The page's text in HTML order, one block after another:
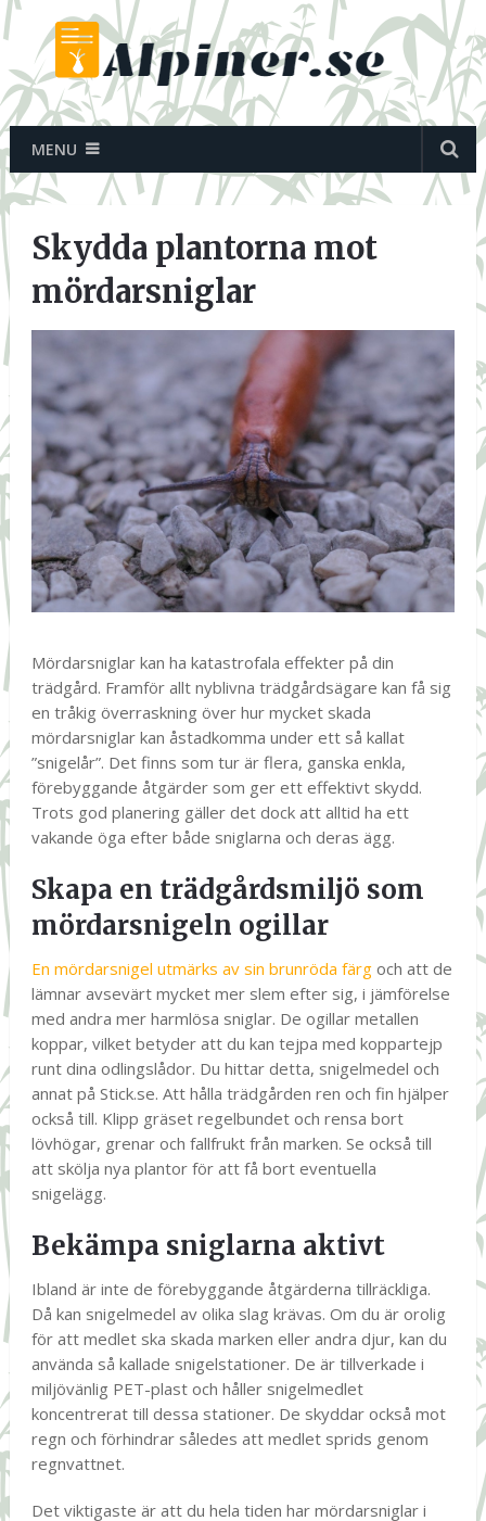
MENU
Skydda plantorna mot
mördarsniglar
Mördarsniglar kan ha katastrofala effekter på din
trädgård. Framför allt nyblivna trädgårdsägare kan få sig
en tråkig överraskning över hur mycket skada
mördarsniglar kan åstadkomma under ett så kallat
”snigelår”. Det finns som tur är flera, ganska enkla,
förebyggande åtgärder som ger ett effektivt skydd.
Trots god planering gäller det dock att alltid ha ett
vakande öga efter både sniglarna och deras ägg.
Skapa en trädgårdsmiljö som
mördarsnigeln ogillar
En mördarsnigel utmärks av sin brunröda färgoch att de
lämnar avsevärt mycket mer slem efter sig, i jämförelse
med andra mer harmlösa sniglar. De ogillar metallen
koppar, vilket betyder att du kan tejpa med koppartejp
runt dina odlingslådor. Du hittar detta, snigelmedel och
annat på Stick.se. Att hålla trädgården ren och fin hjälper
också till. Klipp gräset regelbundet och rensa bort
lövhögar, grenar och fallfrukt från marken. Se också till
att skölja nya plantor för att få bort eventuella
snigelägg.
Bekämpa sniglarna aktivt
Ibland är inte de förebyggande åtgärderna tillräckliga.
Då kan snigelmedel av olika slag krävas. Om du är orolig
för att medlet ska skada marken eller andra djur, kan du
använda så kallade snigelstationer. De är tillverkade i
miljövänlig PET-plast och håller snigelmedlet
koncentrerat till dessa stationer. De skyddar också mot
regn och förhindrar således att medlet sprids genom
regnvattnet.
Det viktigaste är att du hela tiden har mördarsniglar i